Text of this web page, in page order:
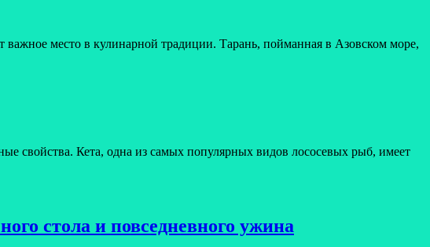
место в кулинарной традиции. Тарань, пойманная в Азовском море,
свойства. Кета, одна из самых популярных видов лососевых рыб, имеет
стола и повседневного ужина